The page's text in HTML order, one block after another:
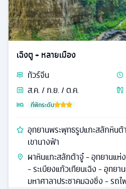
เฉิงตู + หลายเมือง
ทัวร์จีน
ส.ค. / ก.ย. / ต.ค.
ที่พักระดับ
อุทยานพระพุทธรูปแกะสลักหิน
เขานางฟ้า
ผาหินแกะสลักต้าจู๋ - อุทยานแ
- ระเบียงแก้วเทียนเฉิง - อุทย
มหาศาลาประชาคมฉงชิ่ง - รถ